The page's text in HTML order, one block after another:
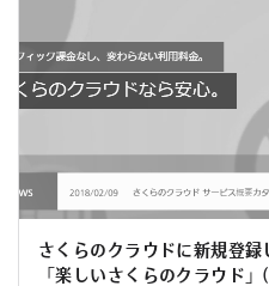
さくらのクラウドに新規登
「楽しいさくらのクラウド